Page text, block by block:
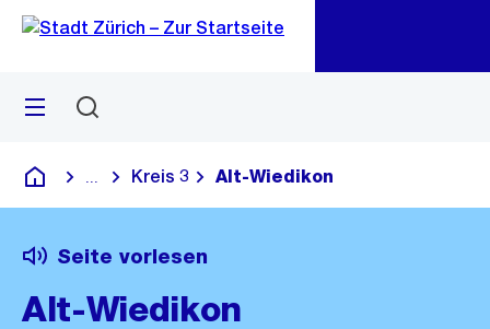
Navigation
Sprunglink
Menü
Deutsch
Blende alle Breadcrumbs ein
Kreis 3 Alt-Wiedikon
Seite vorlesen
Alt-Wiedikon